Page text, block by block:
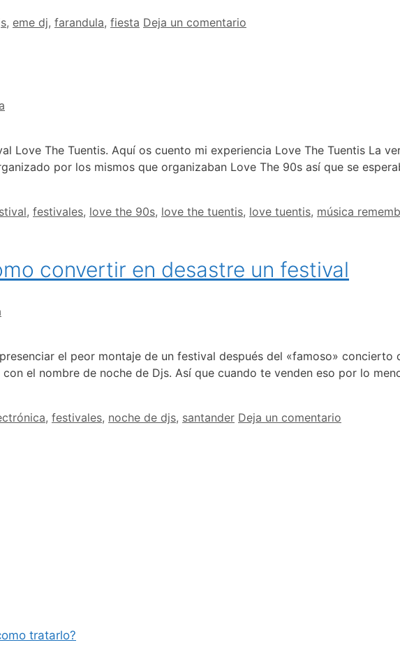
, eme dj, farandula, fiesta Deja un comentario
Love The Tuentis. Aquí os cuento mi experiencia Love The Tuentis La
por los mismos que organizaban Love The 90s así que se
, festivales, love the 90s, love the tuentis, love tuentis, música
convertir en desastre un festival
el peor montaje de un festival después del «famoso» concierto
el nombre de noche de Djs. Así que cuando te venden eso por lo
, festivales, noche de djs, santander Deja un comentario
tratarlo?